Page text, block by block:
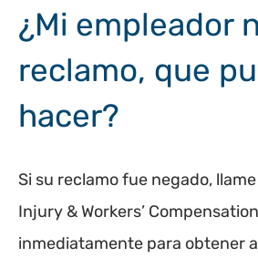
¿Mi empleador
reclamo, que
hacer?
Si su reclamo fue negado,
Injury & Workers’
inmediatamente para obtener